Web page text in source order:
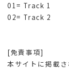
01= Track 1
02= Track 2
[免責事項]
本サイトに掲載